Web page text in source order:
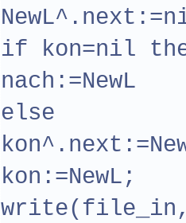
if kon=nil
nach:=NewL
else
kon:=NewL;